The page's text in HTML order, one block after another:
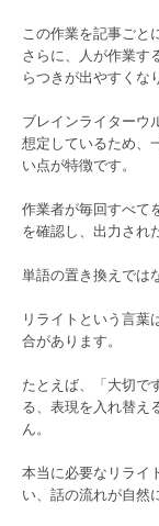
この作業を記事ごと
さらに、人が作業す
らつきが出やすくな
ブレインライターウ
想定しているため、
い点が特徴です。
作業者が毎回すべて
を確認し、出力され
単語の置き換えでは
リライトという言葉
合があります。
たとえば、「大切で
る、表現を入れ替え
ん。
本当に必要なリライ
い、話の流れが自然